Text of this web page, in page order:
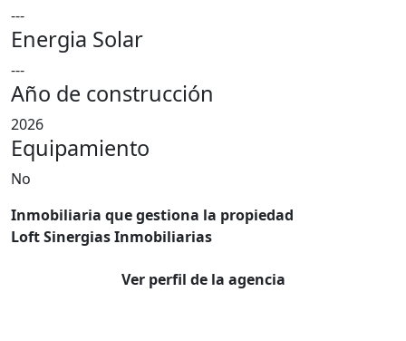
---
Energia Solar
---
Año de construcción
2026
Equipamiento
No
Inmobiliaria que gestiona la propiedad
Loft Sinergias Inmobiliarias
Ver perfil de la agencia